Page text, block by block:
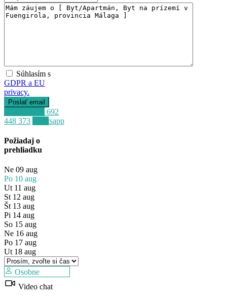
Predaj
Dostupné
Súhlasím s
GDPR a EU
privacy.
+34 692
448 373
Whatsapp
Požiadaj o
prehliadku
Ne 09 aug
Po 10 aug
Ut 11 aug
St 12 aug
Št 13 aug
Pi 14 aug
So 15 aug
Ne 16 aug
Po 17 aug
Ut 18 aug
Osobne
Video chat